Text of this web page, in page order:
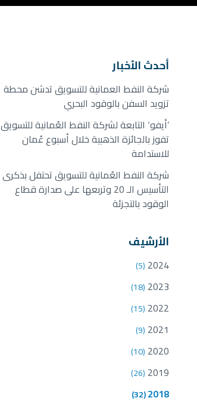
أحدث الأخبار
شركة النفط العمانية للتسويق تدشن محطة
تزويد السفن بالوقود البحري
’أيفو‘ التابعة لشركة النفط العُمانية للتسويق
تفوز بالجائزة الذهبية خلال أسبوع عُمان
للاستدامة
شركة النفط العُمانية للتسويق تحتفل بذكرى
التأسيس الـ 20 وتربعها على صدارة قطاع
الوقود بالتجزئة
الأرشيف
2024
(5)
2023
(18)
2022
(15)
2021
(9)
2020
(10)
2019
(26)
2018
(32)